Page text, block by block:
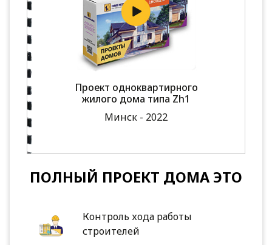
Проект одноквартирного
жилого дома типа Zh1
Минск - 2022
ПОЛНЫЙ ПРОЕКТ ДОМА ЭТО
Контроль хода работы
строителей